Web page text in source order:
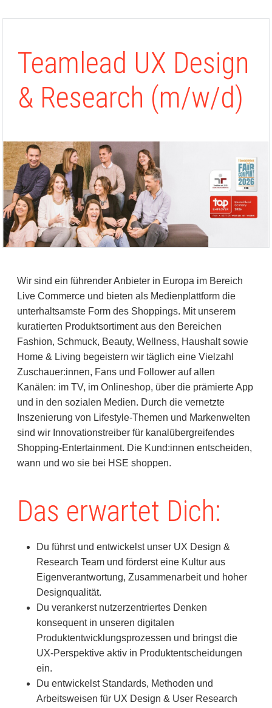
Teamlead UX Design
& Research (m/w/d)
Wir sind ein führender Anbieter in Europa im Bereich
Live Commerce und bieten als Medienplattform die
unterhaltsamste Form des Shoppings. Mit unserem
kuratierten Produktsortiment aus den Bereichen
Fashion, Schmuck, Beauty, Wellness, Haushalt sowie
Home & Living begeistern wir täglich eine Vielzahl
Zuschauer:innen, Fans und Follower auf allen
Kanälen: im TV, im Onlineshop, über die prämierte App
und in den sozialen Medien. Durch die vernetzte
Inszenierung von Lifestyle-Themen und Markenwelten
sind wir Innovationstreiber für kanalübergreifendes
Shopping-Entertainment. Die Kund:innen entscheiden,
wann und wo sie bei HSE shoppen.
Das erwartet Dich:
Du führst und entwickelst unser UX Design &
Research Team und förderst eine Kultur aus
Eigenverantwortung, Zusammenarbeit und hoher
Designqualität.
Du verankerst nutzerzentriertes Denken
konsequent in unseren digitalen
Produktentwicklungsprozessen und bringst die
UX-Perspektive aktiv in Produktentscheidungen
ein.
Du entwickelst Standards, Methoden und
Arbeitsweisen für UX Design & User Research